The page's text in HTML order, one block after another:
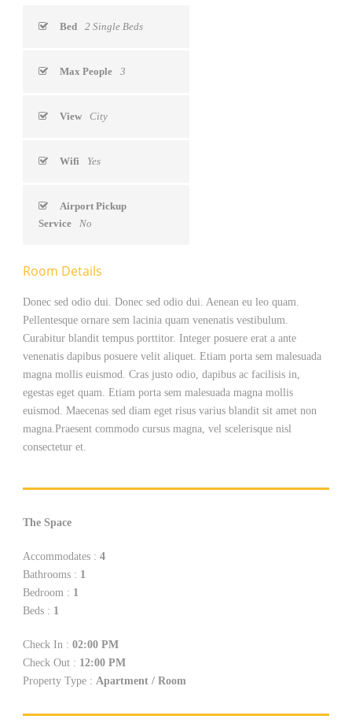
Bed 2 Single Beds
Max People 3
View City
Wifi Yes
Airport Pickup
Service
No
Room Details
Donec sed odio dui. Donec sed odio dui. Aenean eu leo quam.
Pellentesque ornare sem lacinia quam venenatis vestibulum.
Curabitur blandit tempus porttitor. Integer posuere erat a ante
venenatis dapibus posuere velit aliquet. Etiam porta sem malesuada
magna mollis euismod. Cras justo odio, dapibus ac facilisis in,
egestas eget quam. Etiam porta sem malesuada magna mollis
euismod. Maecenas sed diam eget risus varius blandit sit amet non
magna.Praesent commodo cursus magna, vel scelerisque nisl
consectetur et.
The Space
Accommodates : 4
Bathrooms : 1
Bedroom : 1
Beds : 1
Check In : 02:00 PM
Check Out : 12:00 PM
Property Type : Apartment / Room